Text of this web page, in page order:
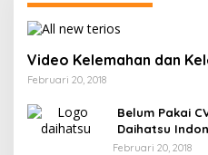
Video Kelemahan dan
Februari 20, 2018
Belum Pakai
Daihatsu
Februari 20, 2018